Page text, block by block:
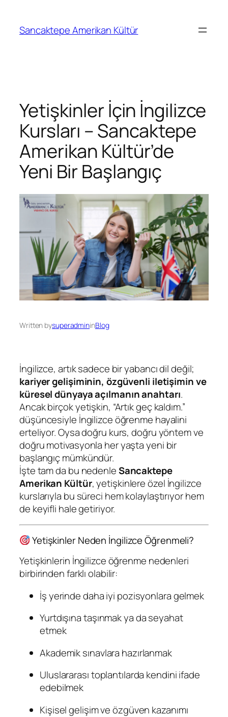
Sancaktepe Amerikan Kültür
Yetişkinler İçin İngilizce
Kursları – Sancaktepe
Amerikan Kültür’de
Yeni Bir Başlangıç
Written bysuperadmininBlog
İngilizce, artık sadece bir yabancı dil değil;
kariyer gelişiminin, özgüvenli iletişimin ve
küresel dünyaya açılmanın anahtarı.
Ancak birçok yetişkin, “Artık geç kaldım.”
düşüncesiyle İngilizce öğrenme hayalini
erteliyor. Oysa doğru kurs, doğru yöntem ve
doğru motivasyonla her yaşta yeni bir
başlangıç mümkündür.
İşte tam da bu nedenleSancaktepe
Amerikan Kültür, yetişkinlere özel İngilizce
kurslarıyla bu süreci hem kolaylaştırıyor hem
de keyifli hale getiriyor.
Yetişkinler Neden İngilizce Öğrenmeli?
Yetişkinlerin İngilizce öğrenme nedenleri
birbirinden farklı olabilir:
İş yerinde daha iyi pozisyonlara gelmek
Yurtdışına taşınmak ya da seyahat
etmek
Akademik sınavlara hazırlanmak
Uluslararası toplantılarda kendini ifade
edebilmek
Kişisel gelişim ve özgüven kazanımı